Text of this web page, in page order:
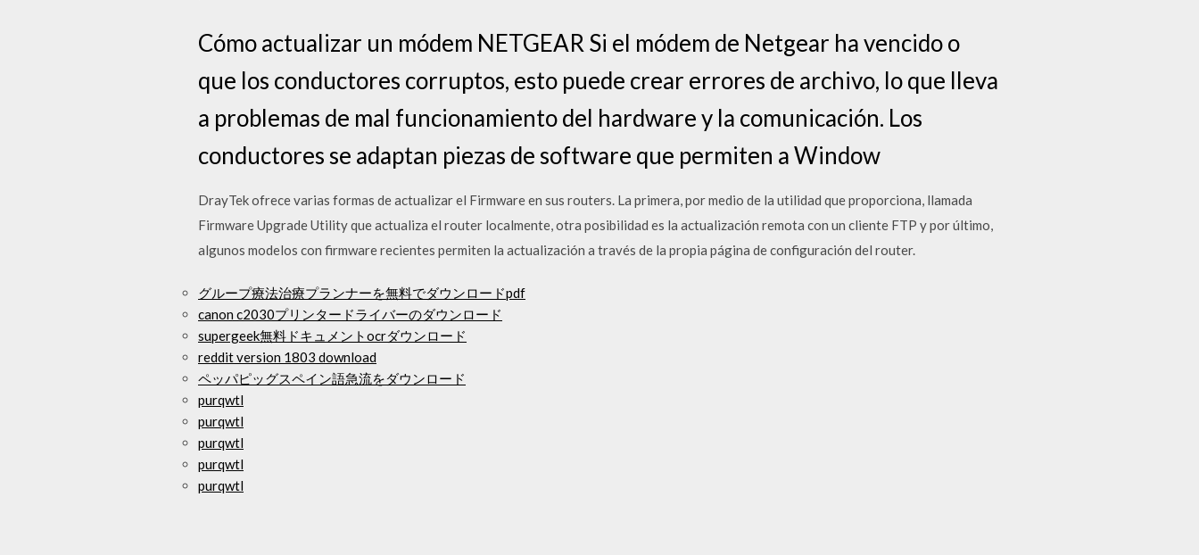
Cómo actualizar un módem NETGEAR Si el módem de Netgear ha vencido o
que los conductores corruptos, esto puede crear errores de archivo, lo que lleva
a problemas de mal funcionamiento del hardware y la comunicación. Los
conductores se adaptan piezas de software que permiten a Window
DrayTek ofrece varias formas de actualizar el Firmware en sus routers. La primera, por medio de la utilidad que proporciona, llamada
Firmware Upgrade Utility que actualiza el router localmente, otra posibilidad es la actualización remota con un cliente FTP y por último,
algunos modelos con firmware recientes permiten la actualización a través de la propia página de configuración del router.
グループ療法治療プランナーを無料でダウンロードpdf
canon c2030プリンタードライバーのダウンロード
supergeek無料ドキュメントocrダウンロード
reddit version 1803 download
ペッパピッグスペイン語急流をダウンロード
purqwtl
purqwtl
purqwtl
purqwtl
purqwtl